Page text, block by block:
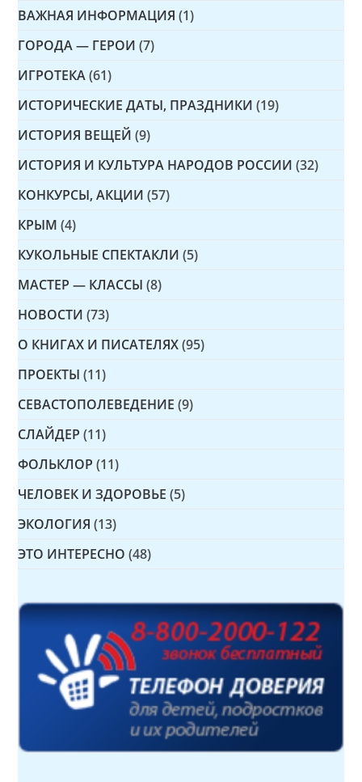
ВАЖНАЯ ИНФОРМАЦИЯ (1)
ГОРОДА — ГЕРОИ (7)
ИГРОТЕКА (61)
ИСТОРИЧЕСКИЕ ДАТЫ, ПРАЗДНИКИ (19)
ИСТОРИЯ ВЕЩЕЙ (9)
ИСТОРИЯ И КУЛЬТУРА НАРОДОВ РОССИИ (32)
КОНКУРСЫ, АКЦИИ (57)
КРЫМ (4)
КУКОЛЬНЫЕ СПЕКТАКЛИ (5)
МАСТЕР — КЛАССЫ (8)
НОВОСТИ (73)
О КНИГАХ И ПИСАТЕЛЯХ (95)
ПРОЕКТЫ (11)
СЕВАСТОПОЛЕВЕДЕНИЕ (9)
СЛАЙДЕР (11)
ФОЛЬКЛОР (11)
ЧЕЛОВЕК И ЗДОРОВЬЕ (5)
ЭКОЛОГИЯ (13)
ЭТО ИНТЕРЕСНО (48)